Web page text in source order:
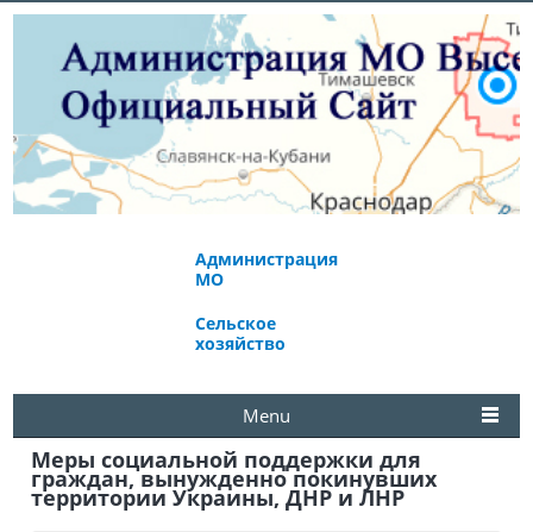
Администрация
МО
Сельское
хозяйство
Menu
Меры социальной поддержки для
граждан, вынужденно покинувших
территории Украины, ДНР и ЛНР